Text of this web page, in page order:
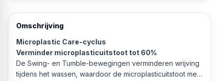
Omschrijving
Microplastic Care-cyclus
Verminder microplasticuitstoot tot 60%
De Swing- en Tumble-bewegingen verminderen wrijving
tijdens het wassen, waardoor de microplasticuitstoot met